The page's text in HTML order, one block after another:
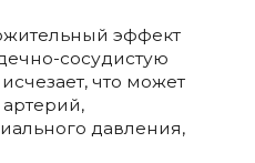
эффект
сосудистую
что может
давления,